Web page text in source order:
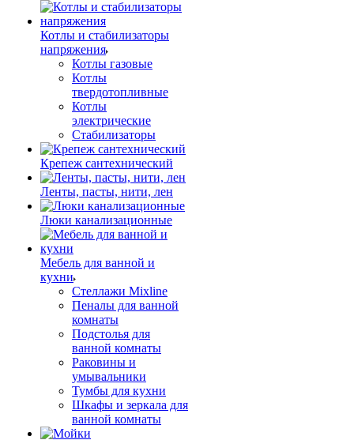
Котлы и стабилизаторы
напряжения
Котлы газовые
Котлы
твердотопливные
Котлы
электрические
Стабилизаторы
Крепеж сантехнический
Ленты, пасты, нити, лен
Люки канализационные
Мебель для ванной и
кухни
Стеллажи Mixline
Пеналы для ванной
комнаты
Подстолья для
ванной комнаты
Раковины и
умывальники
Тумбы для кухни
Шкафы и зеркала для
ванной комнаты